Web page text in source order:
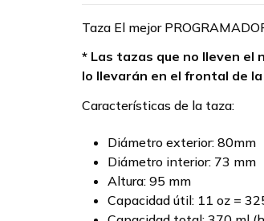
Taza El mejor
* Las tazas que no lleven el
lo llevarán en el frontal de
Características de la taza:
Diámetro exterior: 80mm
Diámetro interior: 73 mm
Altura: 95 mm
Capacidad útil: 11 oz =